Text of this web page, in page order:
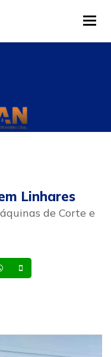
Linhares
de Corte e
Whatsapp